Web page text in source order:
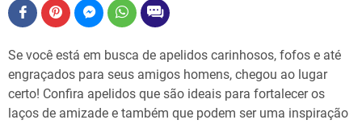
Se você está em busca de apelidos carinhosos, fofos e até
engraçados para seus amigos homens, chegou ao lugar
certo! Confira apelidos que são ideais para fortalecer os
laços de amizade e também que podem ser uma inspiração